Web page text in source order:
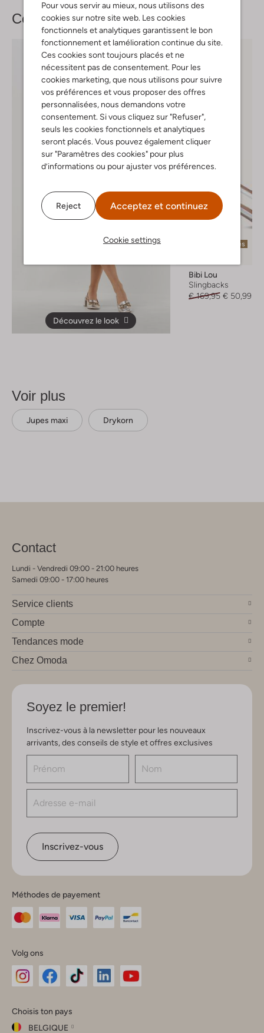
Pour vous servir au mieux, nous utilisons des
cookies sur notre site web. Les cookies
fonctionnels et analytiques garantissent le bon
fonctionnement et lamélioration continue du site.
Ces cookies sont toujours placés et ne
nécessitent pas de consentement. Pour les
cookies marketing, que nous utilisons pour suivre
vos préférences et vous proposer des offres
personnalisées, nous demandons votre
consentement. Si vous cliquez sur "Refuser",
seuls les cookies fonctionnels et analytiques
seront placés. Vous pouvez également cliquer
sur "Paramètres des cookies" pour plus
d’informations ou pour ajuster vos préférences.
Reject Acceptez et continuez
Cookie settings
Complétez votrelook
Découvrez le look
Dernières pièces
Bibi Lou
Slingbacks
€ 169,95 € 50,99
Voir plus
Jupes maxi Drykorn
Contact
Lundi - Vendredi 09:00 - 21:00 heures
Samedi 09:00 - 17:00 heures
Service clients
Compte
Tendances mode
Chez Omoda
Soyez le premier!
Inscrivez-vous à la newsletter pour les nouveaux
arrivants, des conseils de style et offres exclusives
Inscrivez-vous
Méthodes de payement
Volg ons
Instagram
Facebook
TikTok
Choisis ton pays
BELGIQUE